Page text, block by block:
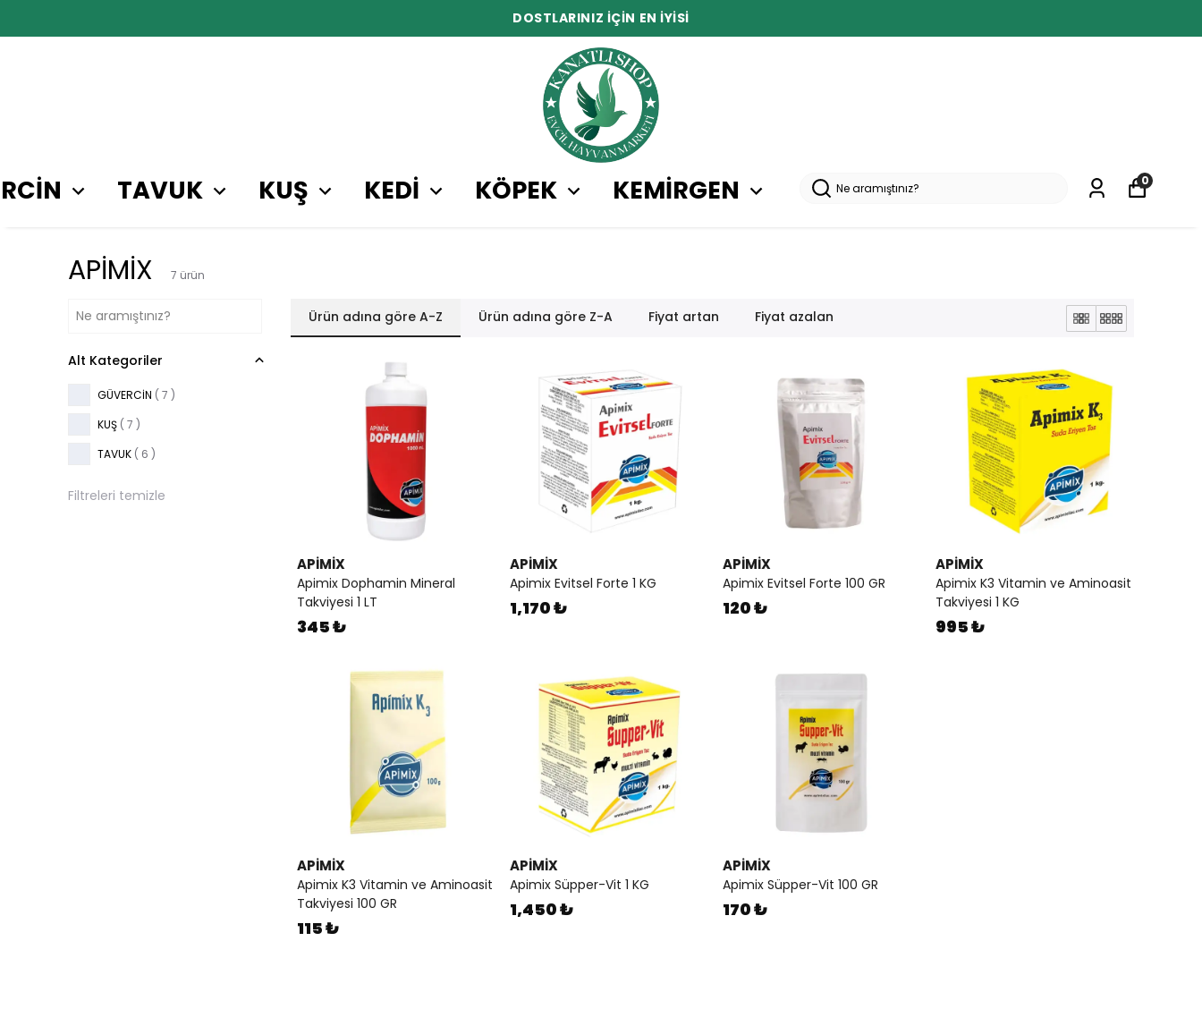
DOSTLARINIZ İÇİN EN İYİSİ
TAVUK KUŞ KEDİ KÖPEK KEMİRGEN 0
APİMİX 7 ürün
Ürün adına göre A-Z Ürün adına göre Z-A Fiyat artan Fiyat azalan
Alt Kategoriler
GÜVERCİN ( 7 )
KUŞ ( 7 )
TAVUK ( 6 )
Filtreleri temizle
APİMİX
Apimix Dophamin Mineral
Takviyesi 1 LT
345 ₺
APİMİX
Apimix Evitsel Forte 1 KG
1,170 ₺
APİMİX
Apimix Evitsel Forte 100 GR
120 ₺
APİMİX
Apimix K3 Vitamin ve Aminoasit
Takviyesi 1 KG
995 ₺
APİMİX
Apimix K3 Vitamin ve Aminoasit
Takviyesi 100 GR
115 ₺
APİMİX
Apimix Süpper-Vit 1 KG
1,450 ₺
APİMİX
Apimix Süpper-Vit 100 GR
170 ₺